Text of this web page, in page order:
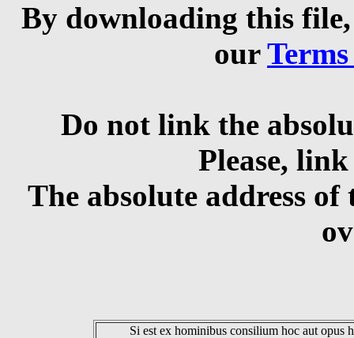
By downloading this
our
Do not link the
Please,
The absolute address
Si est ex hominibus consilium hoc aut opus